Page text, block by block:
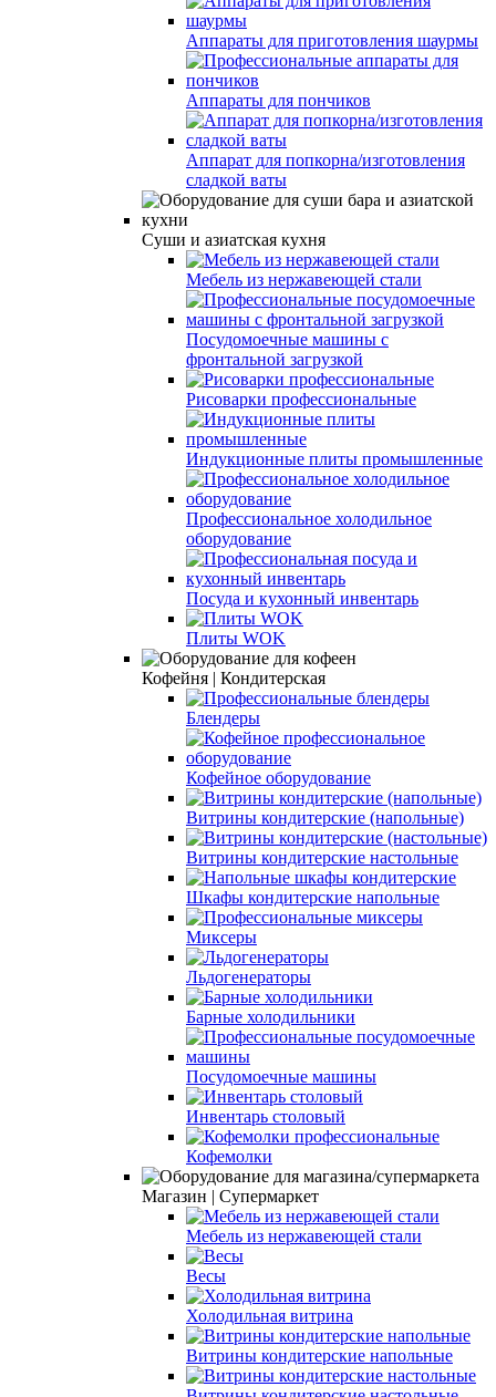
Аппараты для приготовления шаурмы
Аппараты для пончиков
Аппарат для попкорна/изготовления
сладкой ваты
Суши и азиатская кухня
Мебель из нержавеющей стали
Посудомоечные машины с
фронтальной загрузкой
Рисоварки профессиональные
Индукционные плиты промышленные
Профессиональное холодильное
оборудование
Посуда и кухонный инвентарь
Плиты WOK
Кофейня | Кондитерская
Блендеры
Кофейное оборудование
Витрины кондитерские (напольные)
Витрины кондитерские настольные
Шкафы кондитерские напольные
Миксеры
Льдогенераторы
Барные холодильники
Посудомоечные машины
Инвентарь столовый
Кофемолки
Магазин | Супермаркет
Мебель из нержавеющей стали
Весы
Холодильная витрина
Витрины кондитерские напольные